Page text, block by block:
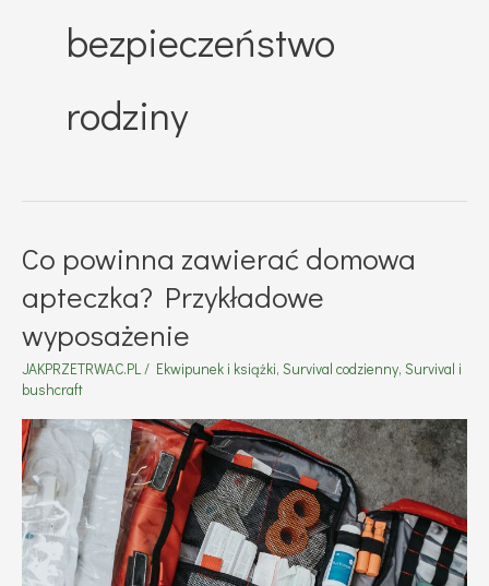
bezpieczeństwo
rodziny
Co powinna zawierać domowa
apteczka? Przykładowe
wyposażenie
JAKPRZETRWAC.PL/ Ekwipunek i książki, Survival codzienny, Survival i
bushcraft